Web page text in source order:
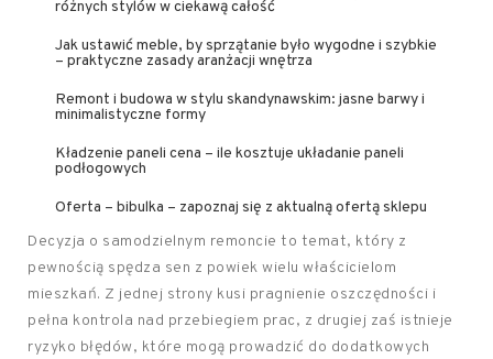
różnych stylów w ciekawą całość
Jak ustawić meble, by sprzątanie było wygodne i szybkie
– praktyczne zasady aranżacji wnętrza
Remont i budowa w stylu skandynawskim: jasne barwy i
minimalistyczne formy
Kładzenie paneli cena – ile kosztuje układanie paneli
podłogowych
Oferta – bibulka – zapoznaj się z aktualną ofertą sklepu
Decyzja o samodzielnym remoncie to temat, który z
pewnością spędza sen z powiek wielu właścicielom
mieszkań. Z jednej strony kusi pragnienie oszczędności i
pełna kontrola nad przebiegiem prac, z drugiej zaś istnieje
ryzyko błędów, które mogą prowadzić do dodatkowych